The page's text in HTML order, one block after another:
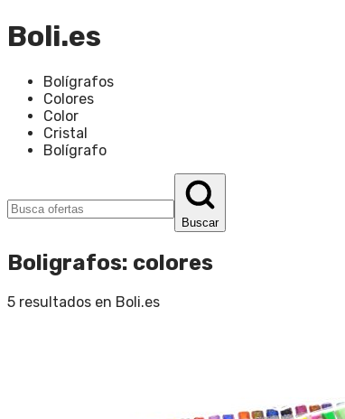
Boli.es
Bolígrafos
Colores
Color
Cristal
Bolígrafo
Buscar
Boligrafos: colores
5 resultados en Boli.es